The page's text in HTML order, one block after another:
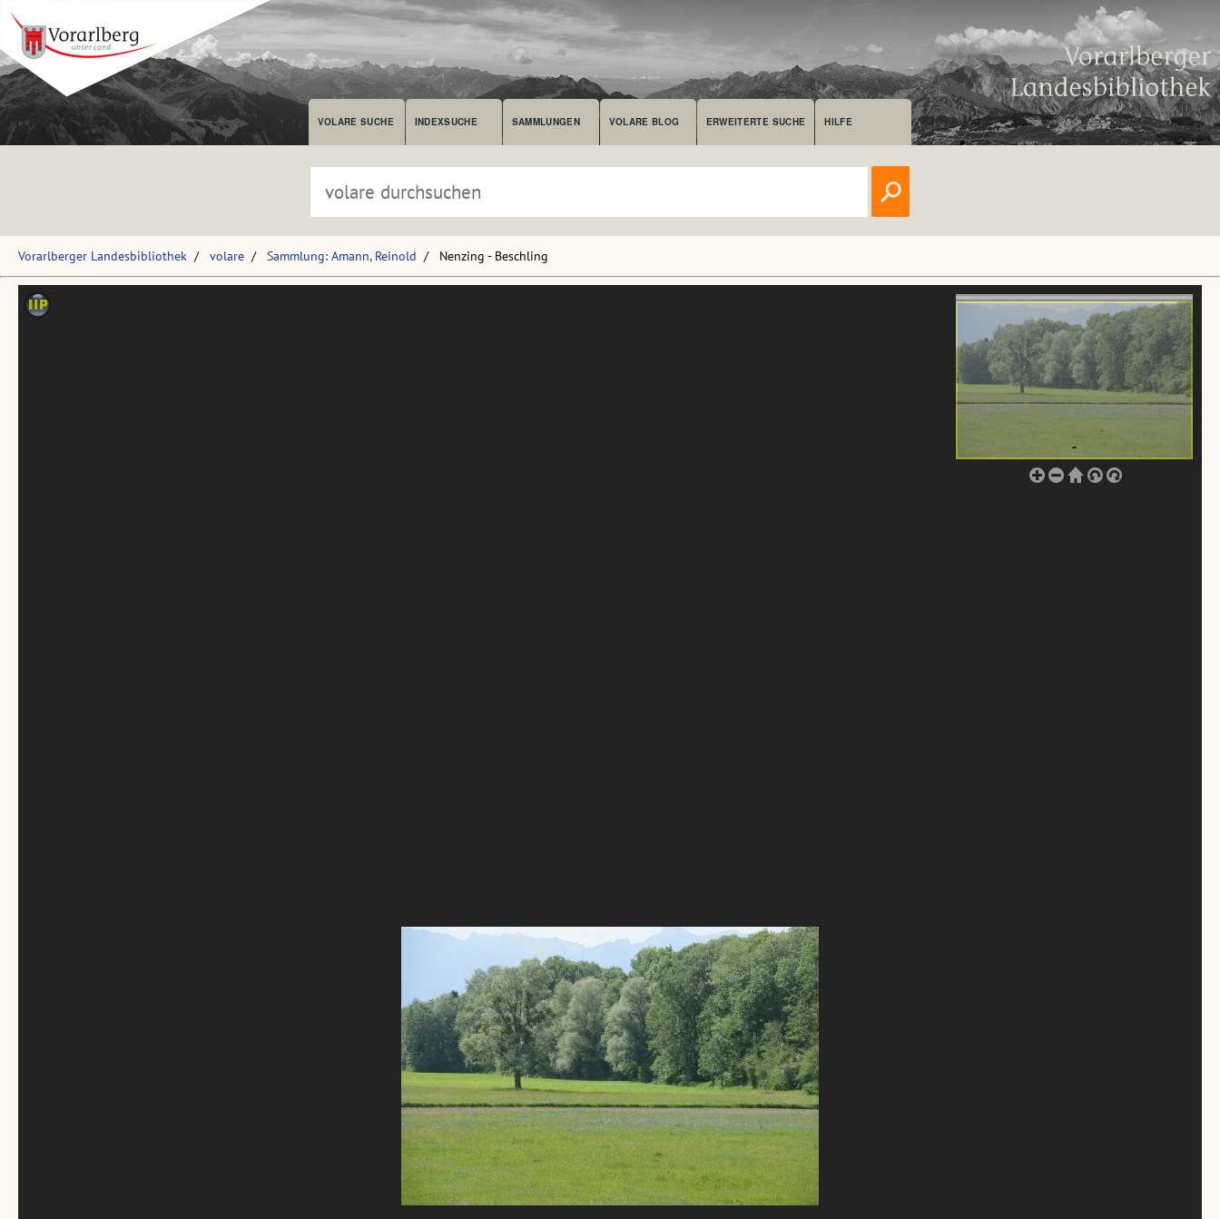
VOLARE SUCHE INDEXSUCHE SAMMLUNGEN VOLARE BLOG ERWEITERTE SUCHE HILFE
Vorarlberger Landesbibliothek volare Sammlung: Amann, Reinold Nenzing - Beschling